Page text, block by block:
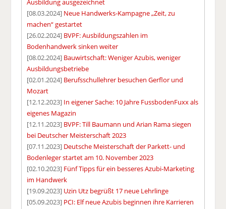
Ausbildung ausgezeichnet
[08.03.2024] Neue Handwerks-Kampagne „Zeit, zu
machen“ gestartet
[26.02.2024] BVPF: Ausbildungszahlen im
Bodenhandwerk sinken weiter
[08.02.2024] Bauwirtschaft: Weniger Azubis, weniger
Ausbildungsbetriebe
[02.01.2024] Berufsschullehrer besuchen Gerflor und
Mozart
[12.12.2023] In eigener Sache: 10 Jahre FussbodenFuxx als
eigenes Magazin
[12.11.2023] BVPF: Till Baumann und Arian Rama siegen
bei Deutscher Meisterschaft 2023
[07.11.2023] Deutsche Meisterschaft der Parkett- und
Bodenleger startet am 10. November 2023
[02.10.2023] Fünf Tipps für ein besseres Azubi-Marketing
im Handwerk
[19.09.2023] Uzin Utz begrüßt 17 neue Lehrlinge
[05.09.2023] PCI: Elf neue Azubis beginnen ihre Karrieren